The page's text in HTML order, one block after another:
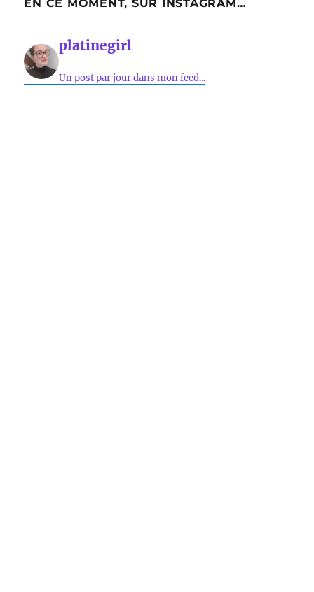
EN CE MOMENT, SUR INSTAGRAM…
platinegirl
Un post par jour dans mon feed...